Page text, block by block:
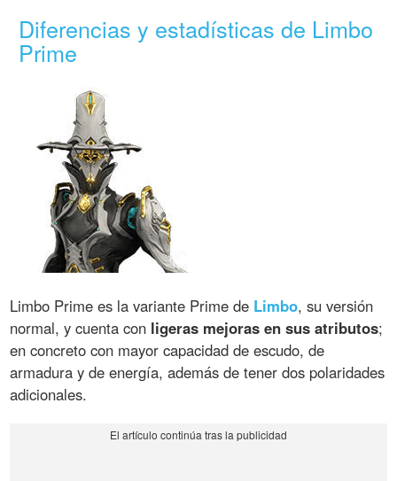
Diferencias y estadísticas de Limbo
Prime
Limbo Prime es la variante Prime de Limbo, su versión
normal, y cuenta con ligeras mejoras en sus atributos;
en concreto con mayor capacidad de escudo, de
armadura y de energía, además de tener dos polaridades
adicionales.